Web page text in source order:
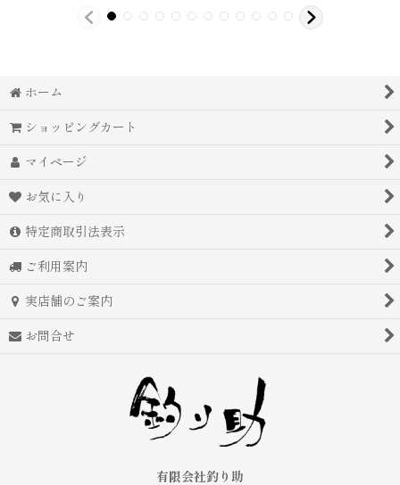
ホーム
ショッピングカート
マイページ
お気に入り
特定商取引法表示
ご利用案内
実店舗のご案内
お問合せ
有限会社釣り助